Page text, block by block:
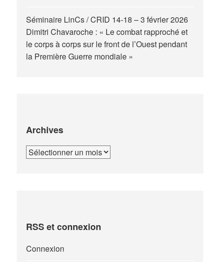
Séminaire LinCs / CRID 14-18 – 3 février 2026
Dimitri Chavaroche : « Le combat rapproché et
le corps à corps sur le front de l’Ouest pendant
la Première Guerre mondiale »
Archives
Archives
RSS et connexion
Connexion